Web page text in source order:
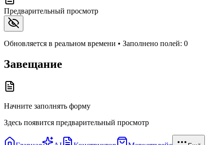
Предварительный просмотр
Обновляется в реальном времени • Заполнено полей: 0
Завещание
Начните заполнять форму
Здесь появится предварительный просмотр